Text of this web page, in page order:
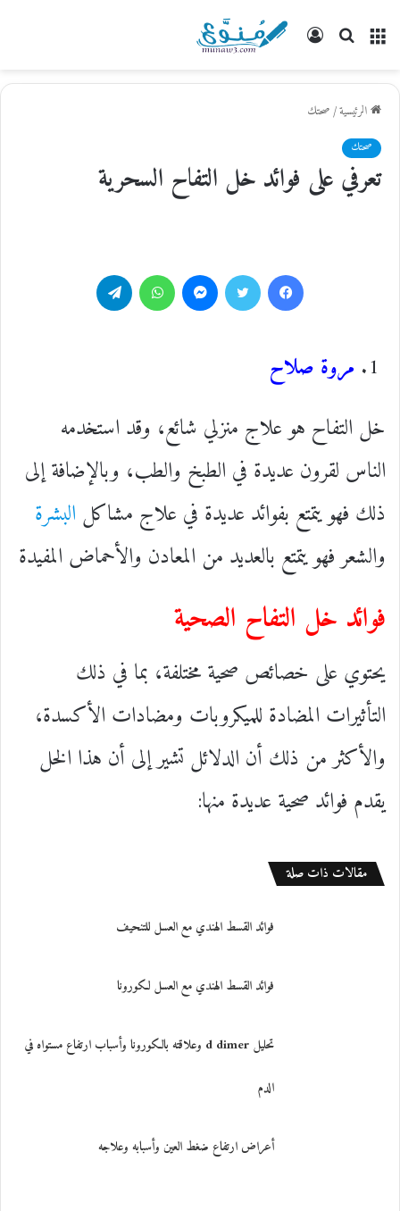
القائمة
بحث
تسجيل
الرئيسية/صحتك
صحتك
تعرفي على فوائد خل التفاح السحرية
فيسبوك تويتر ماسنجر واتساب
مروة صلاح
خل التفاح هو علاج منزلي شائع، وقد استخدمه
الناس لقرون عديدة في الطبخ والطب، وبالإضافة إلى
ذلك فهو يتمتع بفوائد عديدة في علاج مشاكل البشرة
والشعر فهو يتمتع بالعديد من المعادن والأحماض المفيدة
فوائد خل التفاح الصحية
يحتوي على خصائص صحية مختلفة، بما في ذلك
التأثيرات المضادة للميكروبات ومضادات الأكسدة،
والأكثر من ذلك أن الدلائل تشير إلى أن هذا الخل
يقدم فوائد صحية عديدة منها:
مقالات ذات صلة
فوائد القسط الهندي مع العسل للتنحيف
فوائد القسط الهندي مع العسل لكورونا
تحليل d dimer وعلاقته بالكورونا وأسباب ارتفاع مستواه في
الدم
أعراض ارتفاع ضغط العين وأسبابه وعلاجه